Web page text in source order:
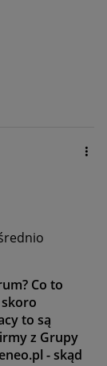
Co to
to są
z Grupy
- skąd